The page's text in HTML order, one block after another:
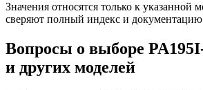
Значения относятся только к указанной
сверяют полный индекс и
Вопросы о выборе
и других моделей